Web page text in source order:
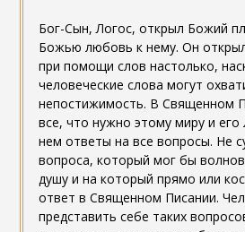
Бог-Сын, Логос, открыл Божий
Божью любовь к нему. Он
при помощи слов настолько,
человеческие слова могут
непостижимость. В Священном
все, что нужно этому миру и
нем ответы на все вопросы. Не
вопроса, который мог бы
душу и на который прямо или
ответ в Священном Писании.
представить себе таких